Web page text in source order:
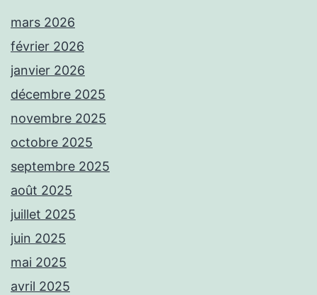
mars 2026
février 2026
janvier 2026
décembre 2025
novembre 2025
octobre 2025
septembre 2025
août 2025
juillet 2025
juin 2025
mai 2025
avril 2025